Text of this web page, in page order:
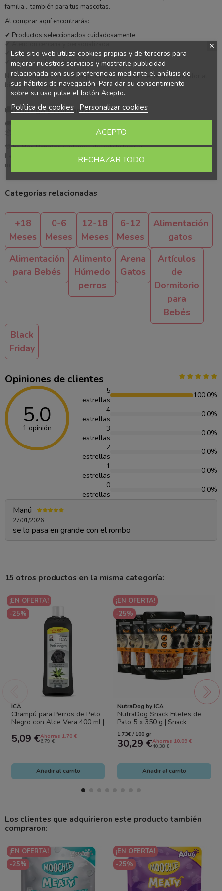
familia… también para tus mascotas.
Al comprar aquí encontrarás:
✔ Productos seleccionados cuidadosamente
✔ Atención cercana y personalizada
✔ Envío rápido y seguro
✔ Confianza de una tienda familiar
Nuestro objetivo es ofrecer productos que realmente aporten valor al
bienestar de quienes más quieres.
🚚 Entrega y confianza
🚚
📦
Envío seguro desde Más Pañales
💙 EnMás Pañalescuidamos de toda tu familia.
La misma confianza que eliges para tu bebé, ahora también para tu
mascota.
Categorías relacionadas
+18
Meses
0-6
Meses
12-18
Meses
6-12
Meses
Alimentación
gatos
Alimentación
para Bebés
Alimento
Húmedo
perros
Arena
Gatos
Artículos
de
Dormitorio
para
Bebés
Black
Friday
Opiniones de clientes
5.0
1 opinión
5
estrellas
100.0%
4
estrellas
0.0%
3
estrellas
0.0%
2
estrellas
0.0%
1
estrellas
0.0%
0
estrellas
0.0%
Manú
27/01/2026
se lo pasa en grande con el rombo
15 otros productos en la misma categoría:
¡EN OFERTA!
-25%
ICA
Champú para Perros de Pelo
Negro con Aloe Vera 400 ml |
5,09 €Ahorras 1.70 €
6,79 €
Añadir al carrito
¡EN OFERTA!
-25%
NutraDog by ICA
NutraDog Snack Filetes de
Pato 5 x 350 g | Snack
Natural para Perros
1,73€ / 100 gr
30,29 €Ahorras 10.09 €
40,38 €
Añadir al carrito
Los clientes que adquirieron este producto también
compraron:
¡EN OFERTA!
-25%
¡EN OFERTA!
-25%
Este sitio web utiliza cookies propias y de terceros para
mejorar nuestros servicios y mostrarle publicidad
relacionada con sus preferencias mediante el análisis de
sus hábitos de navegación. Para dar su consentimiento
sobre su uso pulse el botón Acepto.
Política de cookies Personalizar cookies
RECHAZAR TODO
ACEPTO